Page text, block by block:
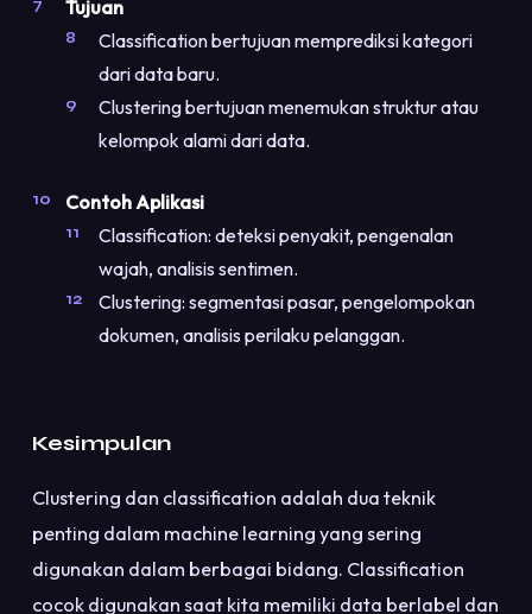
Tujuan
Classification bertujuan memprediksi kategori
dari data baru.
Clustering bertujuan menemukan struktur atau
kelompok alami dari data.
Contoh Aplikasi
Classification: deteksi penyakit, pengenalan
wajah, analisis sentimen.
Clustering: segmentasi pasar, pengelompokan
dokumen, analisis perilaku pelanggan.
Kesimpulan
Clustering dan classification adalah dua teknik
penting dalam machine learning yang sering
digunakan dalam berbagai bidang. Classification
cocok digunakan saat kita memiliki data berlabel dan